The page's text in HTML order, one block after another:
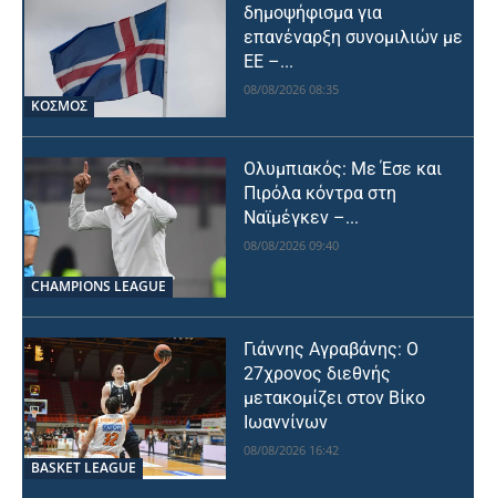
ΚΟΣΜΟΣ
δημοψήφισμα για
επανέναρξη συνομιλιών με
ΕΕ –...
08/08/2026 08:35
CHAMPIONS LEAGUE
Ολυμπιακός: Με Έσε και
Πιρόλα κόντρα στη
Ναϊμέγκεν –...
08/08/2026 09:40
BASKET LEAGUE
Γιάννης Αγραβάνης: Ο
27χρονος διεθνής
μετακομίζει στον Βίκο
Ιωαννίνων
08/08/2026 16:42